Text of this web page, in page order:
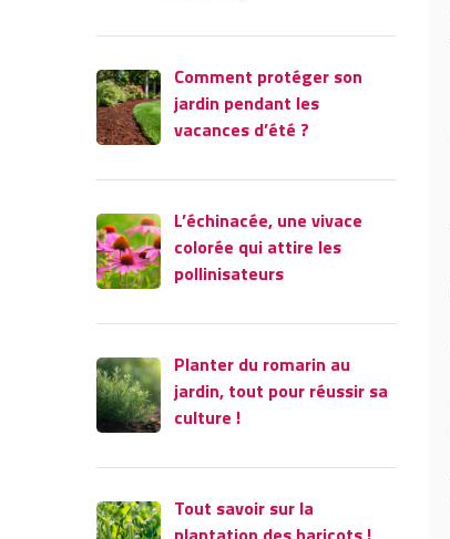
Comment protéger son
jardin pendant les
vacances d’été ?
L’échinacée, une vivace
colorée qui attire les
pollinisateurs
Planter du romarin au
jardin, tout pour réussir sa
culture !
Tout savoir sur la